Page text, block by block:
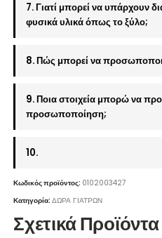
7. Γιατί μπορεί να υπάρχουν
φυσικά υλικά όπως το ξύλο;
8. Πώς μπορεί να
9. Ποια στοιχεία μπορώ να
προσωποποίηση;
10.
Κωδικός προϊόντος: 0102003427
Κατηγορία:ΔΩΡΑ ΓΙΑΤΡΩΝ
Σχετικά Προϊόντα